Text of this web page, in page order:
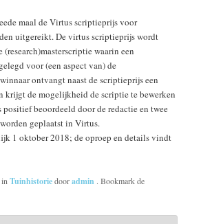
maal de Virtus scriptieprijs voor
uitgereikt. De virtus scriptieprijs wordt
(research)masterscriptie waarin een
voor (een aspect van) de
ontvangt naast de scriptieprijs een
krijgt de mogelijkheid de scriptie te bewerken
beoordeeld door de redactie en twee
geplaatst in Virtus.
1 oktober 2018; de oproep en details vindt
inTuinhistoriedooradmin . Bookmark de